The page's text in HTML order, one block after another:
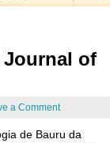
Journal of
a Comment
de Bauru da